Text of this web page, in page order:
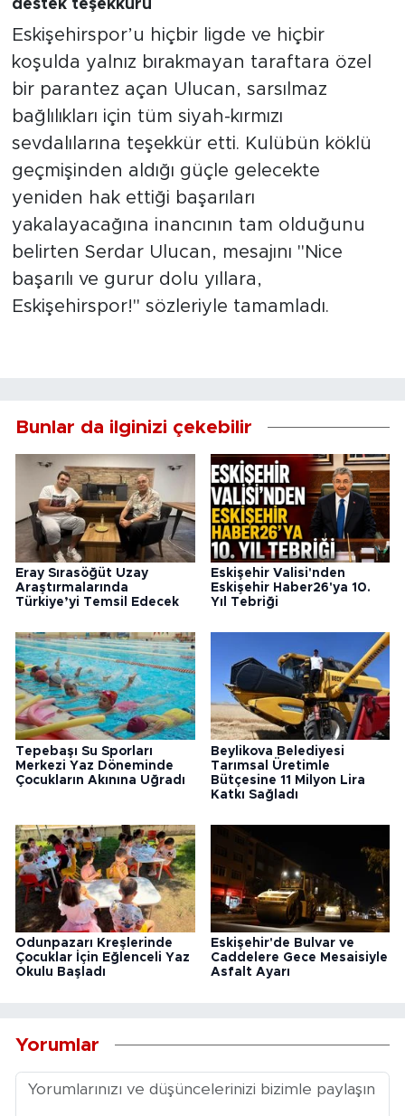
destek teşekkürü
Eskişehirspor’u hiçbir ligde ve hiçbir
koşulda yalnız bırakmayan taraftara özel
bir parantez açan Ulucan, sarsılmaz
bağlılıkları için tüm siyah-kırmızı
sevdalılarına teşekkür etti. Kulübün köklü
geçmişinden aldığı güçle gelecekte
yeniden hak ettiği başarıları
yakalayacağına inancının tam olduğunu
belirten Serdar Ulucan, mesajını "Nice
başarılı ve gurur dolu yıllara,
Eskişehirspor!" sözleriyle tamamladı.
Bunlar da ilginizi çekebilir
Eray Sırasöğüt Uzay
Araştırmalarında
Türkiye’yi Temsil Edecek
Eskişehir Valisi'nden
Eskişehir Haber26'ya 10.
Yıl Tebriği
Tepebaşı Su Sporları
Merkezi Yaz Döneminde
Çocukların Akınına Uğradı
Beylikova Belediyesi
Tarımsal Üretimle
Bütçesine 11 Milyon Lira
Katkı Sağladı
Odunpazarı Kreşlerinde
Çocuklar İçin Eğlenceli Yaz
Okulu Başladı
Eskişehir'de Bulvar ve
Caddelere Gece Mesaisiyle
Asfalt Ayarı
Yorumlar